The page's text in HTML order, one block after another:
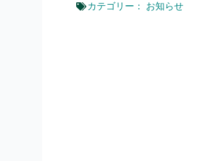
カテゴリー：
お知らせ